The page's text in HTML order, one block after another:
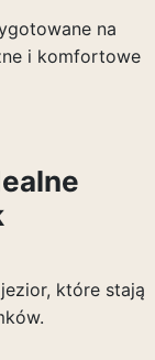
na
i komfortowe
które stają